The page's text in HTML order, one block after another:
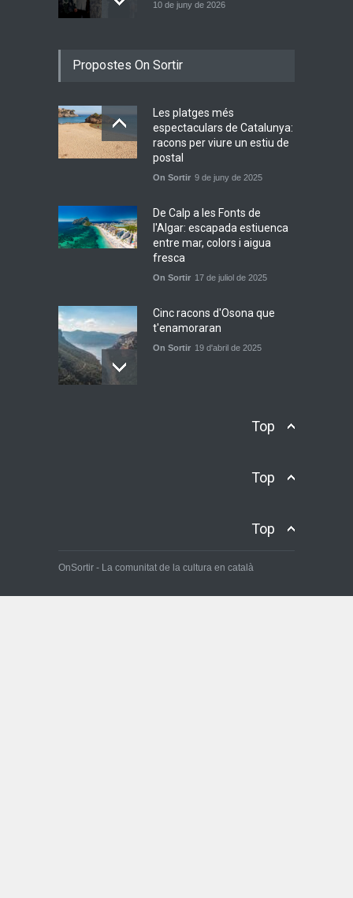
10 de juny de 2026
la calor amb l’himne
5 de juny de 2026
Júlia Pascual i la bellesa
d’allò quotidià a “Tots Els
Camins”
Propostes On Sortir
Les platges més
espectaculars de Catalunya:
racons per viure un estiu de
postal
On Sortir 9 de juny de 2025
De Calp a les Fonts de
l'Algar: escapada estiuenca
entre mar, colors i aigua
fresca
On Sortir 17 de juliol de 2025
Cinc racons d'Osona que
t'enamoraran
On Sortir 19 d'abril de 2025
cap de setmana ideal
Penedès: vi, paisatge i
On Sortir 15 de juliol de 2025
Top
Top
Top
OnSortir - La comunitat de la cultura en català